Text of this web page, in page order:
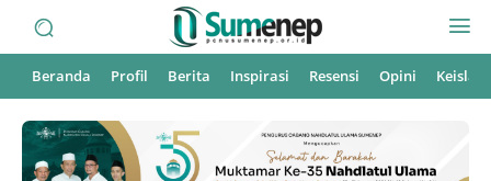
Beranda Profil Berita Inspirasi Resensi Opini